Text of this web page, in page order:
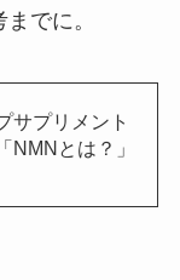
でに。
サプリメント
NMNとは？」